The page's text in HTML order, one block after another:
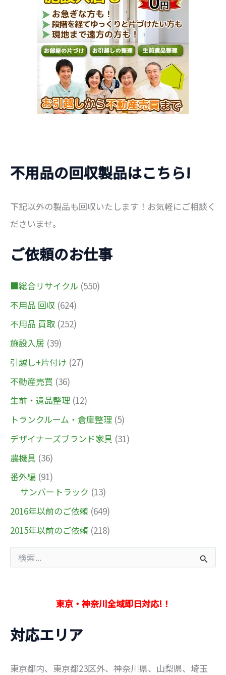
不用品の回収製品はこちら!
下記以外の製品も回収いたします！お気軽にご相談く
ださいませ。
ご依頼のお仕事
■総合リサイクル (550)
不用品 回収 (624)
不用品 買取 (252)
施設入居 (39)
引越し+片付け (27)
不動産売買 (36)
生前・遺品整理 (12)
トランクルーム・倉庫整理 (5)
デザイナーズブランド家具 (31)
農機具 (36)
番外編 (91)
サンバートラック (13)
2016年以前のご依頼 (649)
2015年以前のご依頼 (218)
索
東京・神奈川全域即日対応!！
対応エリア
東京都内、東京都23区外、神奈川県、山梨県、埼玉